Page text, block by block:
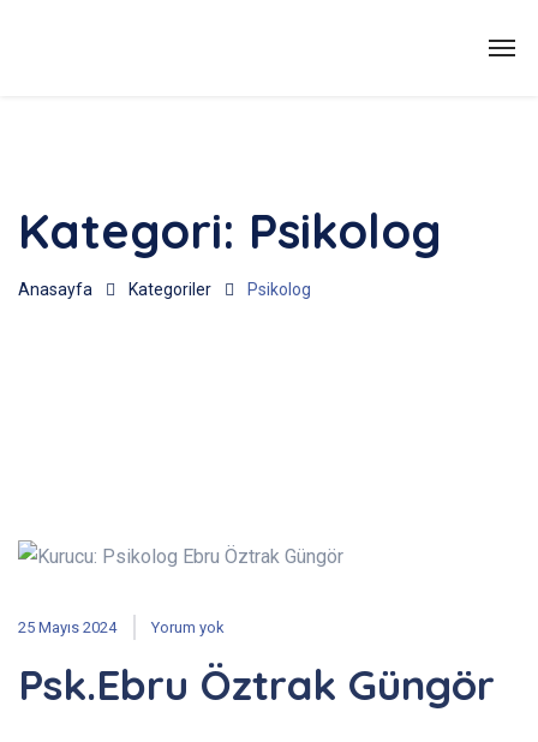
Kategori: Psikolog
Anasayfa Kategoriler Psikolog
25 Mayıs 2024 Yorum yok
Psk.Ebru Öztrak Güngör